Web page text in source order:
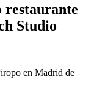
restaurante
Studio